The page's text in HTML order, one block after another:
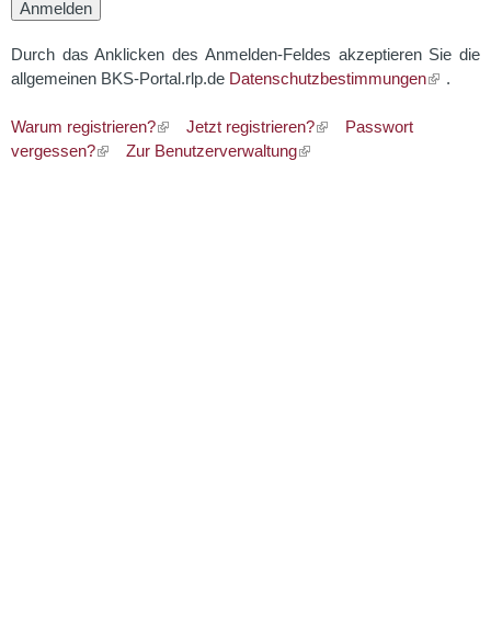
Durch das Anklicken des Anmelden-Feldes akzeptieren Sie die
allgemeinen BKS-Portal.rlp.de Datenschutzbestimmungen .
Warum registrieren? Jetzt registrieren?
Passwort
vergessen?
Zur Benutzerverwaltung